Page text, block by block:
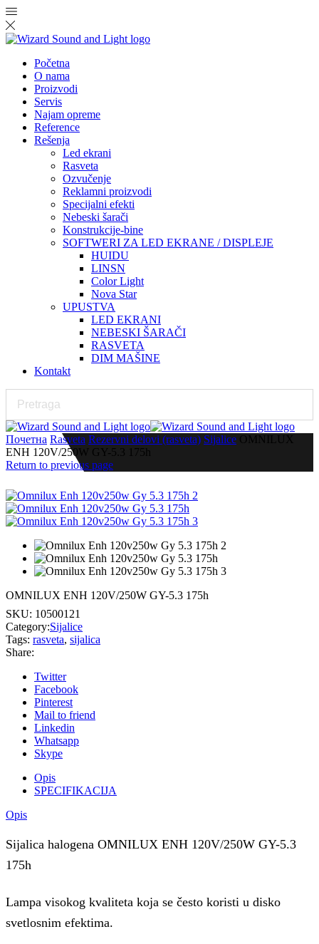
Početna
O nama
Proizvodi
Servis
Najam opreme
Reference
Rešenja
Led ekrani
Rasveta
Ozvučenje
Reklamni proizvodi
Specijalni efekti
Nebeski šarači
Konstrukcije-bine
SOFTWERI ZA LED EKRANE / DISPLEJE
HUIDU
LINSN
Color Light
Nova Star
UPUSTVA
LED EKRANI
NEBESKI ŠARAČI
RASVETA
DIM MAŠINE
Kontakt
Почетна Rasveta Rezervni delovi (rasveta) Sijalice OMNILUX
ENH 120V/250W GY-5.3 175h
Return to previous page
OMNILUX ENH 120V/250W GY-5.3 175h
SKU: 10500121
Category:Sijalice
Tags: rasveta, sijalica
Share:
Twitter
Facebook
Pinterest
Mail to friend
Linkedin
Whatsapp
Skype
Opis
SPECIFIKACIJA
Opis
Sijalica halogena OMNILUX ENH 120V/250W GY-5.3
175h
Lampa visokog kvaliteta koja se često koristi u disko
svetlosnim efektima.